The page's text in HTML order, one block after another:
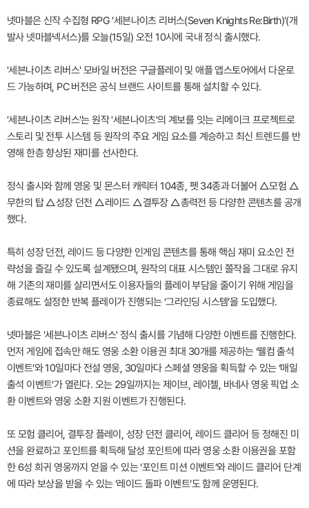
넷마블은 신작 수집형 RPG '세븐나이츠 리버스(Seven Knights Re:Birth)'(개
발사 넷마블넥서스)를 오늘(15일) 오전 10시에 국내 정식 출시했다.
'세븐나이츠 리버스' 모바일 버전은 구글플레이 및 애플 앱스토어에서 다운로
드 가능하며, PC 버전은 공식 브랜드 사이트를 통해 설치할 수 있다.
'세븐나이츠 리버스'는 원작 '세븐나이츠'의 계보를 잇는 리메이크 프로젝트로
스토리 및 전투 시스템 등 원작의 주요 게임 요소를 계승하고 최신 트렌드를 반
영해 한층 향상된 재미를 선사한다.
정식 출시와 함께 영웅 및 몬스터 캐릭터 104종, 펫 34종과 더불어 △모험 △
무한의 탑 △성장 던전 △레이드 △결투장 △총력전 등 다양한 콘텐츠를 공개
했다.
특히 성장 던전, 레이드 등 다양한 인게임 콘텐츠를 통해 핵심 재미 요소인 전
략성을 즐길 수 있도록 설계됐으며, 원작의 대표 시스템인 쫄작을 그대로 유지
해 기존의 재미를 살리면서도 이용자들의 플레이 부담을 줄이기 위해 게임을
종료해도 설정한 반복 플레이가 진행되는 ‘그라인딩 시스템’을 도입했다.
넷마블은 '세븐나이츠 리버스' 정식 출시를 기념해 다양한 이벤트를 진행한다.
먼저 게임에 접속만 해도 영웅 소환 이용권 최대 30개를 제공하는 ‘웰컴 출석
이벤트’와 10일마다 전설 영웅, 30일마다 스페셜 영웅을 획득할 수 있는 ‘매일
출석 이벤트’가 열린다. 오는 29일까지는 제이브, 레이첼, 바네사 영웅 픽업 소
환 이벤트와 영웅 소환 지원 이벤트가 진행된다.
또 모험 클리어, 결투장 플레이, 성장 던전 클리어, 레이드 클리어 등 정해진 미
션을 완료하고 포인트를 획득해 달성 포인트에 따라 영웅 소환 이용권을 포함
한 6성 희귀 영웅까지 얻을 수 있는 ‘포인트 미션 이벤트’와 레이드 클리어 단계
에 따라 보상을 받을 수 있는 ‘레이드 돌파 이벤트’도 함께 운영된다.